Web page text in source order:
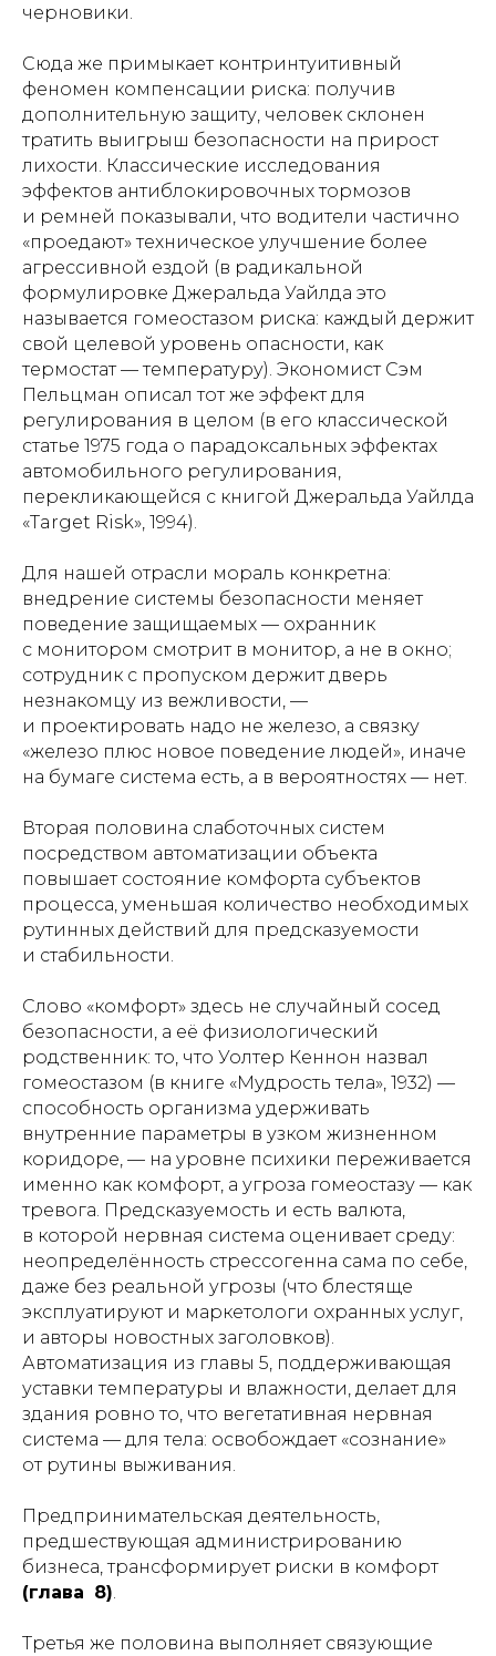
черновики.
Сюда же примыкает контринтуитивный
феномен компенсации риска: получив
дополнительную защиту, человек склонен
тратить выигрыш безопасности на прирост
лихости. Классические исследования
эффектов антиблокировочных тормозов
и ремней показывали, что водители частично
«проедают» техническое улучшение более
агрессивной ездой (в радикальной
формулировке Джеральда Уайлда это
называется гомеостазом риска: каждый держит
свой целевой уровень опасности, как
термостат — температуру). Экономист Сэм
Пельцман описал тот же эффект для
регулирования в целом (в его классической
статье 1975 года о парадоксальных эффектах
автомобильного регулирования,
перекликающейся с книгой Джеральда Уайлда
«Target Risk», 1994).
Для нашей отрасли мораль конкретна:
внедрение системы безопасности меняет
поведение защищаемых — охранник
с монитором смотрит в монитор, а не в окно;
сотрудник с пропуском держит дверь
незнакомцу из вежливости, —
и проектировать надо не железо, а связку
«железо плюс новое поведение людей», иначе
на бумаге система есть, а в вероятностях — нет.
Вторая половина слаботочных систем
посредством автоматизации объекта
повышает состояние комфорта субъектов
процесса, уменьшая количество необходимых
рутинных действий для предсказуемости
и стабильности.
Слово «комфорт» здесь не случайный сосед
безопасности, а её физиологический
родственник: то, что Уолтер Кеннон назвал
гомеостазом (в книге «Мудрость тела», 1932) —
способность организма удерживать
внутренние параметры в узком жизненном
коридоре, — на уровне психики переживается
именно как комфорт, а угроза гомеостазу — как
тревога. Предсказуемость и есть валюта,
в которой нервная система оценивает среду:
неопределённость стрессогенна сама по себе,
даже без реальной угрозы (что блестяще
эксплуатируют и маркетологи охранных услуг,
и авторы новостных заголовков).
Автоматизация из главы 5, поддерживающая
уставки температуры и влажности, делает для
здания ровно то, что вегетативная нервная
система — для тела: освобождает «сознание»
от рутины выживания.
Предпринимательская деятельность,
предшествующая администрированию
бизнеса, трансформирует риски в комфорт
(глава 8)
Третья же половина выполняет связующие